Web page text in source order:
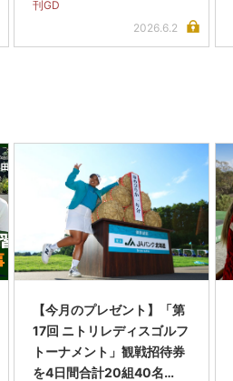
刊GD
2026.6.2
【今月のプレゼント】「第
17回 ニトリレディスゴルフ
トーナメント」観戦招待券
を4日間合計20組40名…